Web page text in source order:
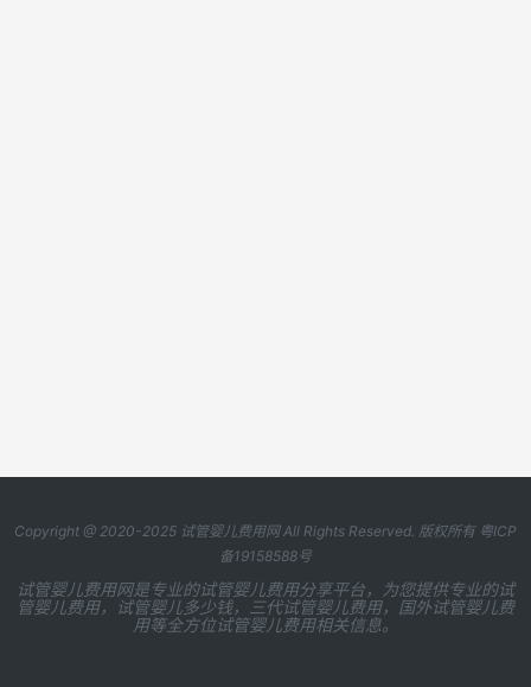
Copyright @ 2020-2025 试管婴儿费用网All Rights Reserved. 版权所有 粤ICP
备19158588号
试管婴儿费用网是专业的试管婴儿费用分享平台，为您提供专业的试
管婴儿费用，试管婴儿多少钱，三代试管婴儿费用，国外试管婴儿费
用等全方位试管婴儿费用相关信息。